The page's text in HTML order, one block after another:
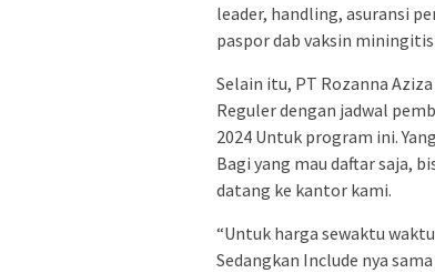
leader, handling, asuransi
paspor dab vaksin
Selain itu, PT Rozanna
Reguler dengan jadwal
2024 Untuk program ini.
Bagi yang mau daftar saja,
datang ke kantor kami.
“Untuk harga sewaktu
Sedangkan Include nya